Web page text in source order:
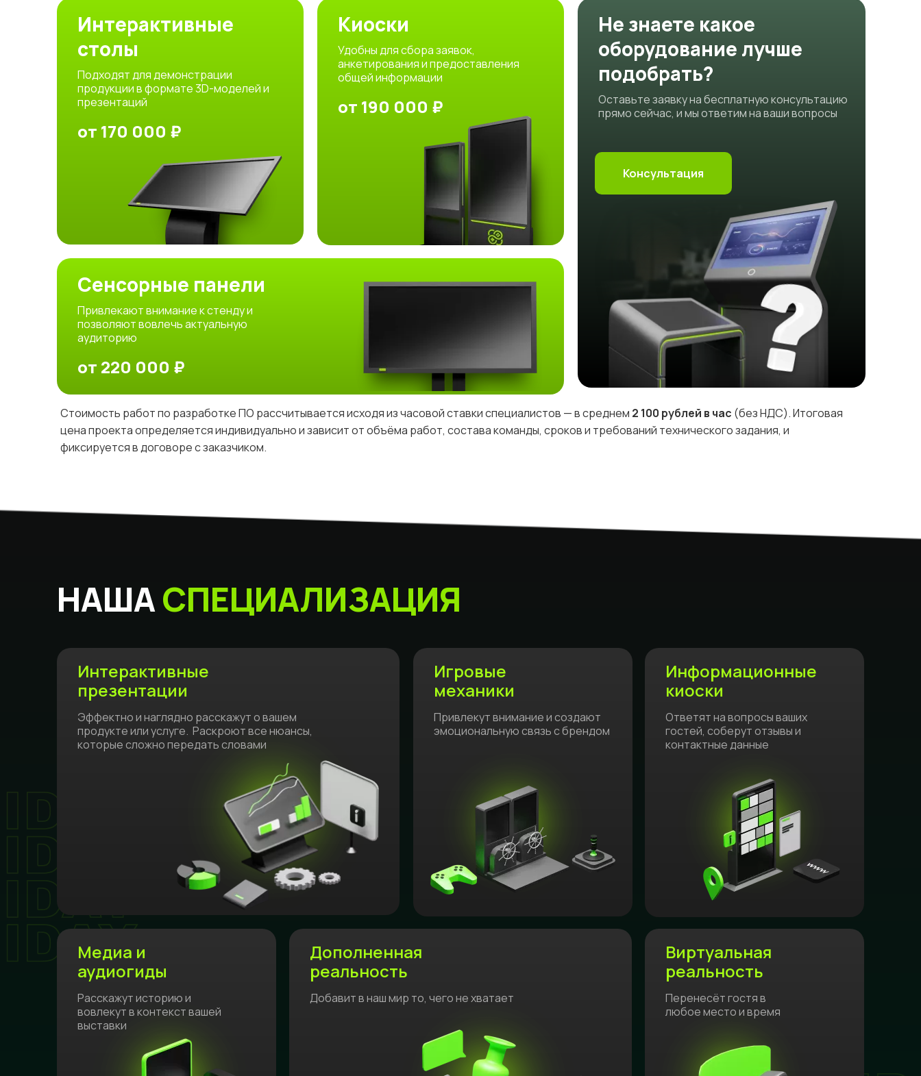
Интерактивные
столы
Подходят для демонстрации
продукции в формате 3D-моделей и
презентаций
от 170 000 ₽
Киоски
Удобны для сбора заявок,
анкетирования и предоставления
общей информации
от 190 000 ₽
Сенсорные панели
Привлекают внимание к стенду и
позволяют вовлечь актуальную
аудиторию
от 220 000 ₽
Не знаете какое
оборудование лучше
подобрать?
Оставьте заявку на бесплатную консультацию
прямо сейчас, и мы ответим на ваши вопросы
Консультация
Стоимость работ по разработке ПО рассчитывается исходя из часовой ставки специалистов — в среднем 2 100 рублей в час (без НДС). Итоговая
цена проекта определяется индивидуально и зависит от объёма работ, состава команды, сроков и требований технического задания, и
фиксируется в договоре с заказчиком.
НАШАСПЕЦИАЛИЗАЦИЯ
Интерактивные
презентации
Эффектно и наглядно расскажут о вашем
продукте или услуге. Раскроют все нюансы,
которые сложно передать словами
Игровые
механики
Привлекут внимание и создают
эмоциональную связь с брендом
Информационные
киоски
Ответят на вопросы ваших
гостей, соберут отзывы и
контактные данные
Медиа и
аудиогиды
Расскажут историю и
вовлекут в контекст вашей
выставки
Дополненная
реальность
Добавит в наш мир то, чего не хватает
Виртуальная
реальность
Перенесёт гостя в
любое место и время